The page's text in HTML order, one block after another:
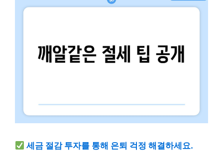
세금 절감 투자를 통해 은퇴 걱정 해결하세요.